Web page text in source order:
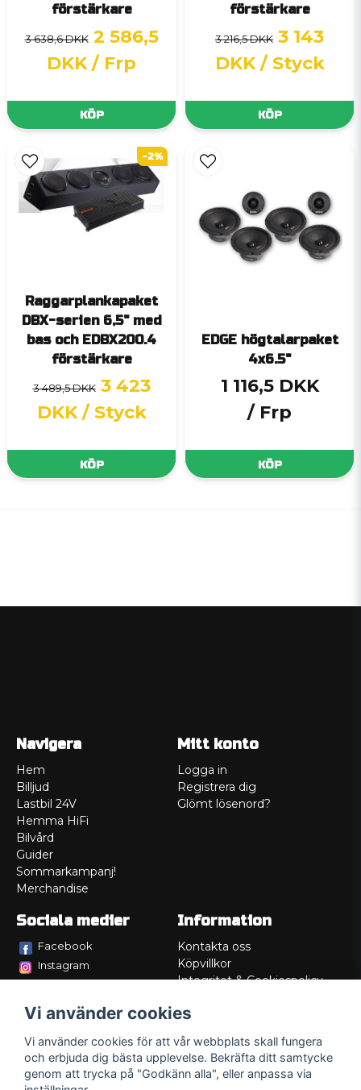
förstärkare
3 638,6 DKK 2 586,5
DKK / Frp
KÖP
förstärkare
3 216,5 DKK 3 143
DKK / Styck
KÖP
Raggarplankapaket
DBX-serien 6,5" med
bas och EDBX200.4
förstärkare
3 489,5 DKK 3 423
DKK / Styck
KÖP
-2%
EDGE högtalarpaket
4x6.5"
1 116,5 DKK
/ Frp
KÖP
Navigera
Hem
Billjud
Lastbil 24V
Hemma HiFi
Bilvård
Guider
Sommarkampanj!
Merchandise
Mitt konto
Logga in
Registrera dig
Glömt lösenord?
Sociala medier
Facebook
Instagram
Information
Kontakta oss
Köpvillkor
Integritet & Cookiespolicy
Service/Garanti
Lådritning
Om oss
Vi använder cookies
Vi använder cookies för att vår webbplats skall fungera
och erbjuda dig bästa upplevelse. Bekräfta ditt samtycke
genom att trycka på "Godkänn alla", eller anpassa via